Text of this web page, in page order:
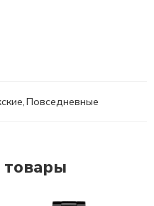
,Повседневные